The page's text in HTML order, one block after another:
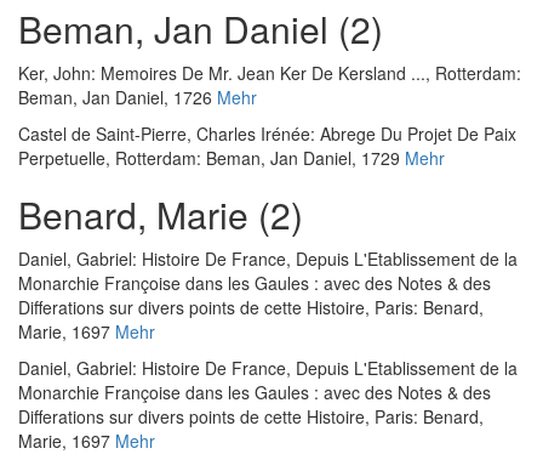
Beman, Jan Daniel (2)
Ker, John: Memoires De Mr. Jean Ker De Kersland ..., Rotterdam:
Beman, Jan Daniel, 1726 Mehr
Castel de Saint-Pierre, Charles Irénée: Abrege Du Projet De Paix
Perpetuelle, Rotterdam: Beman, Jan Daniel, 1729 Mehr
Benard, Marie (2)
Daniel, Gabriel: Histoire De France, Depuis L'Etablissement de la
Monarchie Françoise dans les Gaules : avec des Notes & des
Differations sur divers points de cette Histoire, Paris: Benard,
Marie, 1697 Mehr
Daniel, Gabriel: Histoire De France, Depuis L'Etablissement de la
Monarchie Françoise dans les Gaules : avec des Notes & des
Differations sur divers points de cette Histoire, Paris: Benard,
Marie, 1697 Mehr